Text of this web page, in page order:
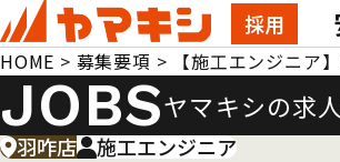
採用
HOME > 募集要項 > 【施工エンジニア
JOBSヤマキシの求
羽咋店 施工エンジニア